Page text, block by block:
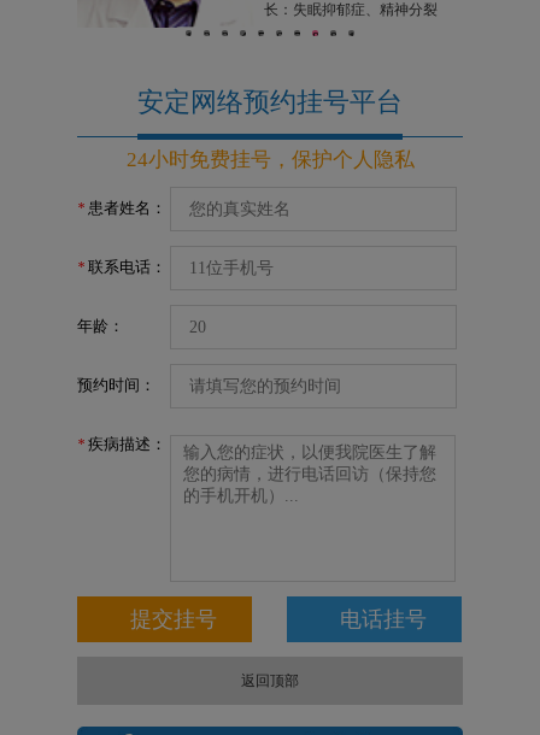
1 2 3 4 5 6 7 8 9 10
长：失眠抑郁症、精神分裂
症、偏执型精神病，各科神经
安定网络预约挂号平台
24小时免费挂号，保护个人隐私
* 患者姓名：
* 联系电话：
年龄：
预约时间：
* 疾病描述：
返回顶部